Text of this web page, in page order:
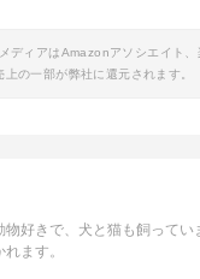
ディアはAmazonアソシエイト
の一部が弊社に還元されます。
好きで、犬と猫も飼って
ます。